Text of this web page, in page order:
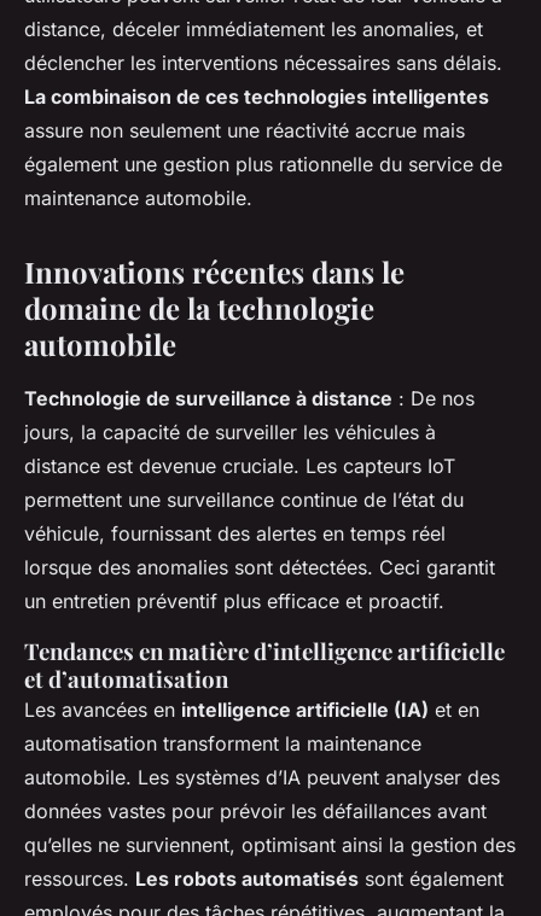
distance, déceler immédiatement les anomalies, et
déclencher les interventions nécessaires sans délais.
La combinaison de ces technologies intelligentes
assure non seulement une réactivité accrue mais
également une gestion plus rationnelle du service de
maintenance automobile.
Innovations récentes dans le
domaine de la technologie
automobile
Technologie de surveillance à distance : De nos
jours, la capacité de surveiller les véhicules à
distance est devenue cruciale. Les capteurs IoT
permettent une surveillance continue de l’état du
véhicule, fournissant des alertes en temps réel
lorsque des anomalies sont détectées. Ceci garantit
un entretien préventif plus efficace et proactif.
Tendances en matière d’intelligence artificielle
et d’automatisation
Les avancées en intelligence artificielle (IA) et en
automatisation transforment la maintenance
automobile. Les systèmes d’IA peuvent analyser des
données vastes pour prévoir les défaillances avant
qu’elles ne surviennent, optimisant ainsi la gestion des
ressources. Les robots automatisés sont également